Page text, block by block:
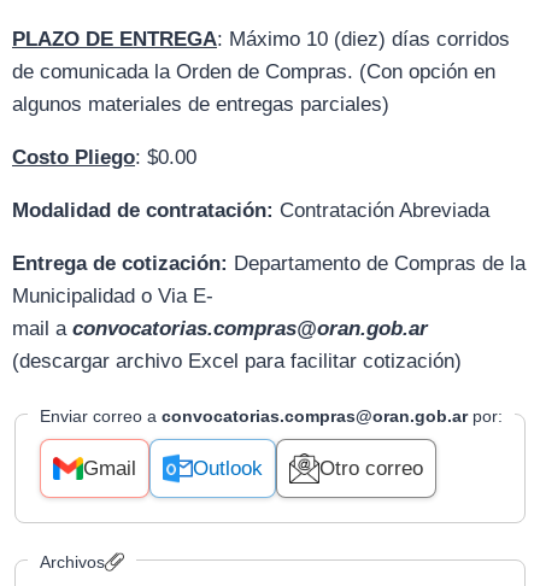
PLAZO DE ENTREGA: Máximo 10 (diez) días corridos
de comunicada la Orden de Compras. (Con opción en
algunos materiales de entregas parciales)
Costo Pliego: $0.00
Modalidad de contratación: Contratación Abreviada
Entrega de cotización: Departamento de Compras de la
Municipalidad o Via E-
mail a convocatorias.compras@oran.gob.ar
(descargar archivo Excel para facilitar cotización)
Enviar correo a convocatorias.compras@oran.gob.arpor:
Gmail Outlook Otro correo
Archivos